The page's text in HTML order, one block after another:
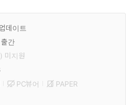
업데이트
출간
미 지원
PC뷰어
PAPER